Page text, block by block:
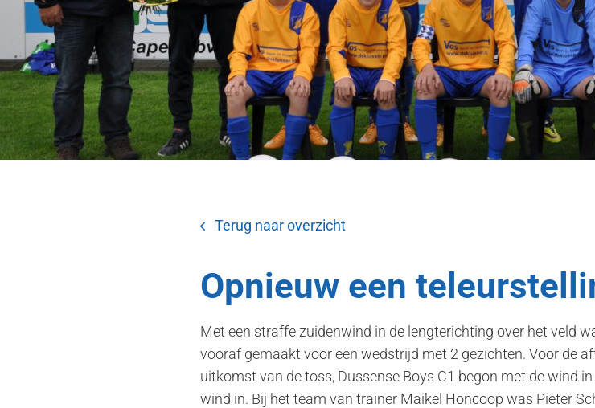
Terug naar overzicht
Opnieuw een
Met een straffe zuidenwind in de lengterichting over het veld
vooraf gemaakt voor een wedstrijd met 2 gezichten. Voor de
uitkomst van de toss, Dussense Boys C1 begon met de wind
wind in. Bij het team van trainer Maikel Honcoop was Pieter